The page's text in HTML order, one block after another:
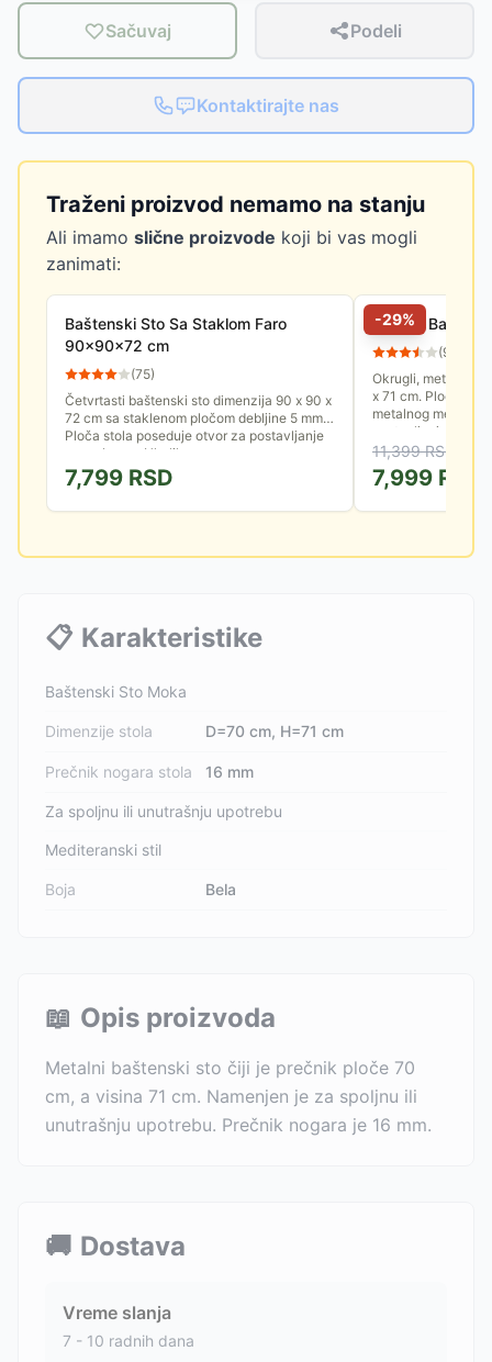
Sačuvaj Podeli
Kontaktirajte nas
Traženi proizvod nemamo na stanju
Ali imamo slične proizvode koji bi vas mogli
zanimati:
Baštenski Sto Sa Staklom Faro
90x90x72 cm
(75)
Četvrtasti baštenski sto dimenzija 90 x 90 x
72 cm sa staklenom pločom debljine 5 mm.
Ploča stola poseduje otvor za postavljanje
suncobrana. Ukoliko...
7,799 RSD
-29%
Okrugli
(96
Okrugli, metalni
x 71 cm. Ploča
metalnog meša, a
postavljanje
11,399RSD
7,999 RSD
📋 Karakteristike
Baštenski Sto Moka
Dimenzije stola D=70 cm, H=71 cm
Prečnik nogara stola 16 mm
Za spoljnu ili unutrašnju upotrebu
Mediteranski stil
Boja Bela
📖 Opis proizvoda
Metalni baštenski sto čiji je prečnik ploče 70
cm, a visina 71 cm. Namenjen je za spoljnu ili
unutrašnju upotrebu. Prečnik nogara je 16 mm.
🚚 Dostava
Vreme slanja
7 - 10 radnih dana